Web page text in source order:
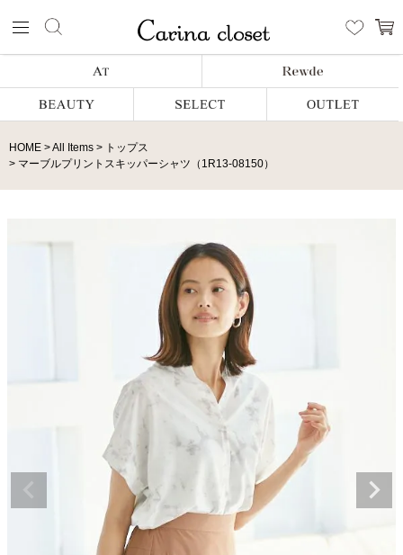
HOME All Items
トップス
マーブルプリントスキッパーシャツ（1R13-08150）